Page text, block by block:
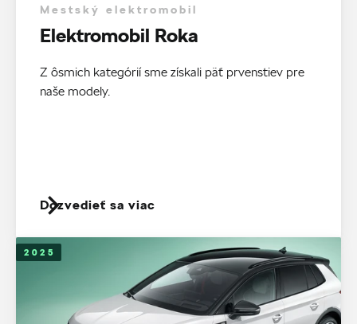
Mestský elektromobil
Elektromobil Roka
Z ôsmich kategórií sme získali päť prvenstiev pre
naše modely.
Dozvedieť sa viac
2025